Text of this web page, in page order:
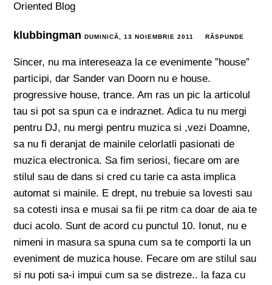
Oriented Blog
klubbingmanDUMINICĂ, 13 NOIEMBRIE 2011 RĂSPUNDE
Sincer, nu ma intereseaza la ce evenimente ”house”
participi, dar Sander van Doorn nu e house.
progressive house, trance. Am ras un pic la articolul
tau si pot sa spun ca e indraznet. Adica tu nu mergi
pentru DJ, nu mergi pentru muzica si ,vezi Doamne,
sa nu fi deranjat de mainile celorlatli pasionati de
muzica electronica. Sa fim seriosi, fiecare om are
stilul sau de dans si cred cu tarie ca asta implica
automat si mainile. E drept, nu trebuie sa lovesti sau
sa cotesti insa e musai sa fii pe ritm ca doar de aia te
duci acolo. Sunt de acord cu punctul 10. Ionut, nu e
nimeni in masura sa spuna cum sa te comporti la un
eveniment de muzica house. Fecare om are stilul sau
si nu poti sa-i impui cum sa se distreze.. la faza cu